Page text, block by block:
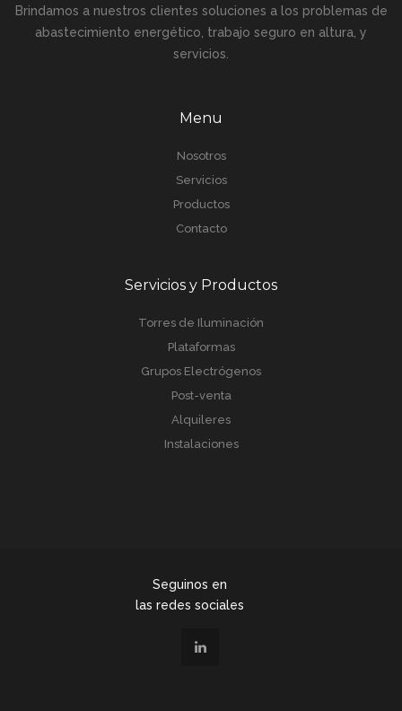
Brindamos a nuestros clientes soluciones a los problemas de
abastecimiento energético, trabajo seguro en altura, y
servicios.
Menu
Nosotros
Servicios
Productos
Contacto
Servicios y Productos
Torres de Iluminación
Plataformas
Grupos Electrógenos
Post-venta
Alquileres
Instalaciones
Seguinos en
las redes sociales